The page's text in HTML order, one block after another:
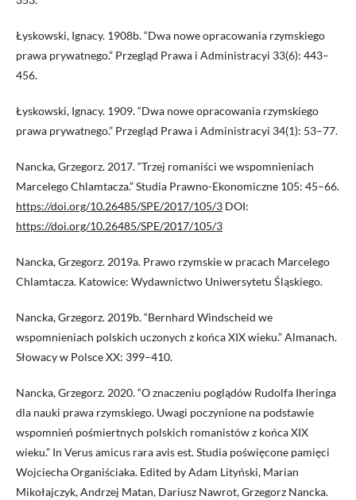
Łyskowski, Ignacy. 1908b. “Dwa nowe opracowania rzymskiego
prawa prywatnego.” Przegląd Prawa i Administracyi 33(6): 443–
456.
Łyskowski, Ignacy. 1909. “Dwa nowe opracowania rzymskiego
prawa prywatnego.” Przegląd Prawa i Administracyi 34(1): 53–77.
Nancka, Grzegorz. 2017. “Trzej romaniści we wspomnieniach
Marcelego Chlamtacza.” Studia Prawno-Ekonomiczne 105: 45–66.
https://doi.org/10.26485/SPE/2017/105/3 DOI:
https://doi.org/10.26485/SPE/2017/105/3
Nancka, Grzegorz. 2019a. Prawo rzymskie w pracach Marcelego
Chlamtacza. Katowice: Wydawnictwo Uniwersytetu Śląskiego.
Nancka, Grzegorz. 2019b. “Bernhard Windscheid we
wspomnieniach polskich uczonych z końca XIX wieku.” Almanach.
Słowacy w Polsce XX: 399–410.
Nancka, Grzegorz. 2020. “O znaczeniu poglądów Rudolfa Iheringa
dla nauki prawa rzymskiego. Uwagi poczynione na podstawie
wspomnień pośmiertnych polskich romanistów z końca XIX
wieku.” In Verus amicus rara avis est. Studia poświęcone pamięci
Wojciecha Organiściaka. Edited by Adam Lityński, Marian
Mikołajczyk, Andrzej Matan, Dariusz Nawrot, Grzegorz Nancka.